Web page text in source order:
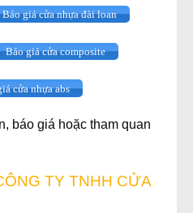
Báo giá cửa nhựa đài loan
Báo giá cửa composite
cửa nhựa abs
báo giá hoặc tham quan
TY TNHH CỬA